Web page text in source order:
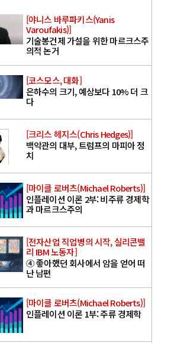
[야니스 바루파키스(Yanis
Varoufakis)]
기술봉건제 가설을 위한 마르크스주
의적 논거
[코스모스, 대화]
은하수의 크기, 예상보다 10% 더 크
다
[크리스 헤지스(Chris Hedges)]
백악관의 대부, 트럼프의 마피아 정
치
[마이클 로버츠(Michael Roberts)]
인플레이션 이론 2부: 비주류 경제학
과 마르크스주의
[전자산업 직업병의 시작, 실리콘밸
리 IBM 노동자]
④ 좋아했던 회사에서 암을 얻어 떠
난 남편
[마이클 로버츠(Michael Roberts)]
인플레이션 이론 1부: 주류 경제학